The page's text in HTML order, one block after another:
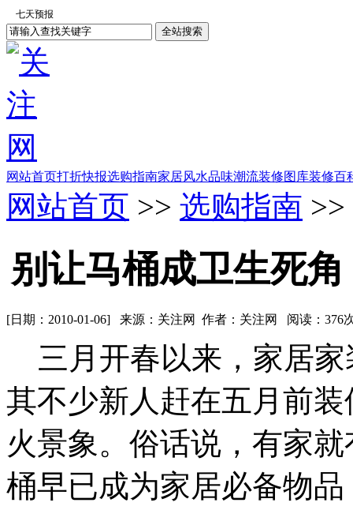
网站首页打折快报选购指南家居风水品味潮流装修图库装修百
网站首页 >> 选购指南 >>
别让马桶成卫生死
[日期：2010-01-06] 来源：关注网 作者：关注网 阅读： 376
三月开春以来，家居家
其不少新人赶在五月前
火景象。俗话说，有家
桶早已成为家居必备物